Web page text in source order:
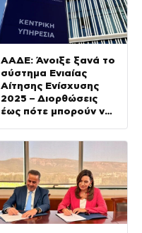
ΑΑΔΕ: Άνοιξε ξανά το
σύστημα Ενιαίας
Αίτησης Ενίσχυσης
2025 – Διορθώσεις
έως πότε μπορούν να